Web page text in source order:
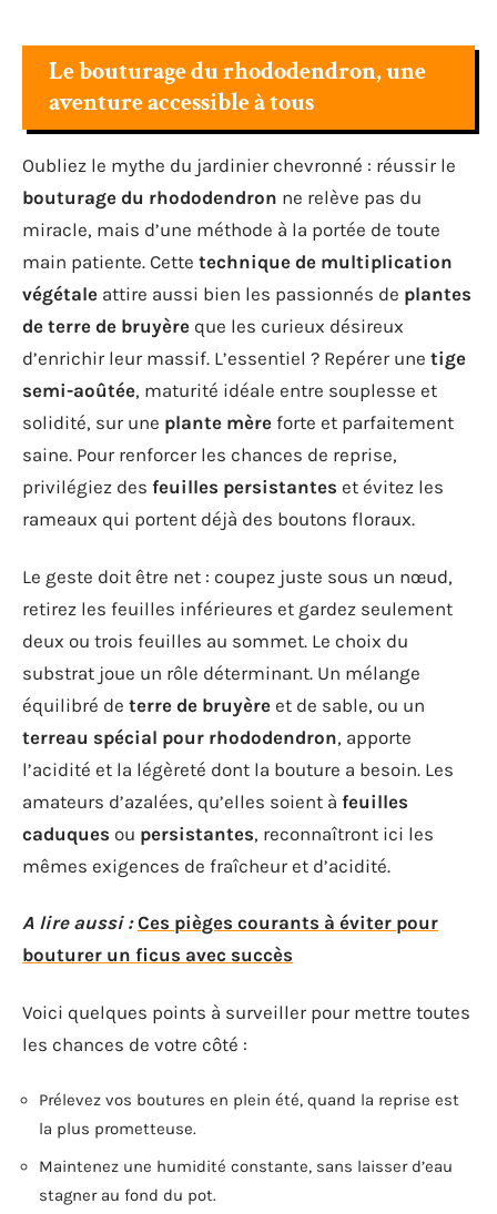
Le bouturage du rhododendron, une
aventure accessible à tous
Oubliez le mythe du jardinier chevronné : réussir le
bouturage du rhododendron ne relève pas du
miracle, mais d’une méthode à la portée de toute
main patiente. Cette technique de multiplication
végétale attire aussi bien les passionnés de plantes
de terre de bruyère que les curieux désireux
d’enrichir leur massif. L’essentiel ? Repérer une tige
semi-aoûtée, maturité idéale entre souplesse et
solidité, sur une plante mère forte et parfaitement
saine. Pour renforcer les chances de reprise,
privilégiez des feuilles persistantes et évitez les
rameaux qui portent déjà des boutons floraux.
Le geste doit être net : coupez juste sous un nœud,
retirez les feuilles inférieures et gardez seulement
deux ou trois feuilles au sommet. Le choix du
substrat joue un rôle déterminant. Un mélange
équilibré de terre de bruyère et de sable, ou un
terreau spécial pour rhododendron, apporte
l’acidité et la légèreté dont la bouture a besoin. Les
amateurs d’azalées, qu’elles soient à feuilles
caduques ou persistantes, reconnaîtront ici les
mêmes exigences de fraîcheur et d’acidité.
A lire aussi : Ces pièges courants à éviter pour
bouturer un ficus avec succès
Voici quelques points à surveiller pour mettre toutes
les chances de votre côté :
Prélevez vos boutures en plein été, quand la reprise est
la plus prometteuse.
Maintenez une humidité constante, sans laisser d’eau
stagner au fond du pot.